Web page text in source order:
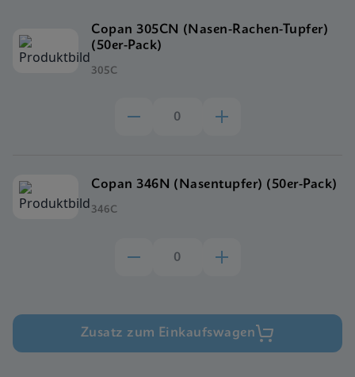
Copan 305CN (Nasen-Rachen-Tupfer)
(50er-Pack)
305C
Copan 346N (Nasentupfer) (50er-Pack)
346C
Zusatz zum Einkaufswagen